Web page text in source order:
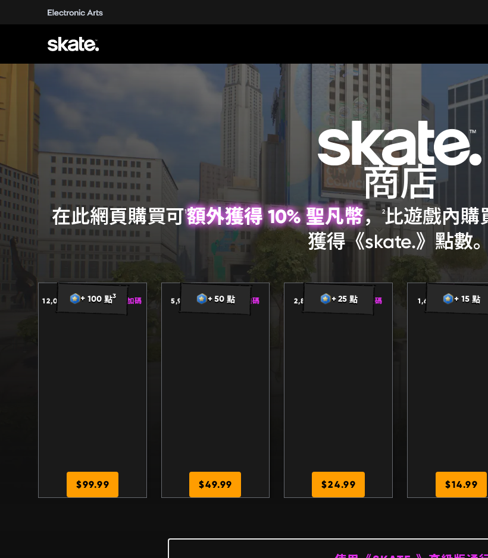
商店
在此網頁購買可1額外獲得 10% 聖凡幣，2比遊戲內購
獲得《skate.》點數。
13,200
12,000 + 1,200 網頁版加碼
$99.99
+ 100 點3 6,490
5,900 + 590 網頁版加碼
$49.99
+ 50 點
3,080
2,800 + 280 網頁版加碼
$24.99
+ 25 點
1,760
1,600 + 160 網頁
$14.99
+ 15 點